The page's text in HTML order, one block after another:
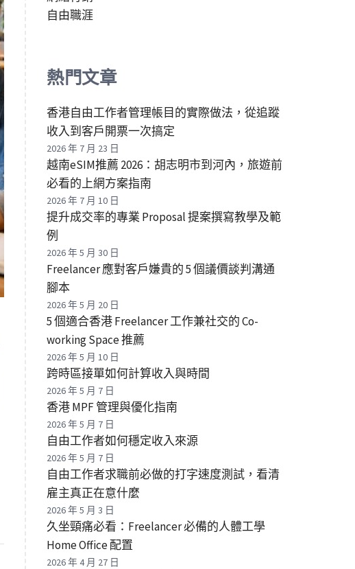
自由職涯
熱門文章
香港自由工作者管理帳目的實際做法，從追蹤
收入到客戶開票一次搞定
2026 年 7 月 23 日
越南eSIM推薦 2026：胡志明市到河內，旅遊前
必看的上網方案指南
2026 年 7 月 10 日
提升成交率的專業 Proposal 提案撰寫教學及範
例
2026 年 5 月 30 日
Freelancer 應對客戶嫌貴的 5 個議價談判溝通
腳本
2026 年 5 月 20 日
5 個適合香港 Freelancer 工作兼社交的 Co-
working Space 推薦
2026 年 5 月 10 日
跨時區接單如何計算收入與時間
2026 年 5 月 7 日
香港 MPF 管理與優化指南
2026 年 5 月 7 日
自由工作者如何穩定收入來源
2026 年 5 月 7 日
自由工作者求職前必做的打字速度測試，看清
雇主真正在意什麼
2026 年 5 月 3 日
久坐頸痛必看：Freelancer 必備的人體工學
Home Office 配置
2026 年 4 月 27 日